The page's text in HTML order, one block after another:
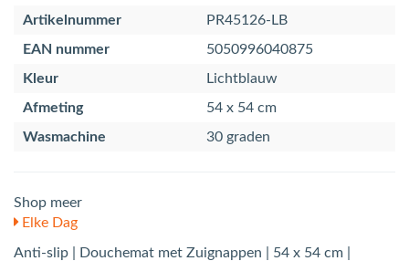
Artikelnummer
PR45126-LB
EAN nummer
5050996040875
Kleur
Lichtblauw
Afmeting
54 x 54 cm
Wasmachine
30 graden
Shop meer
Elke Dag
Anti-slip | Douchemat met Zuignappen | 54 x 54 cm |